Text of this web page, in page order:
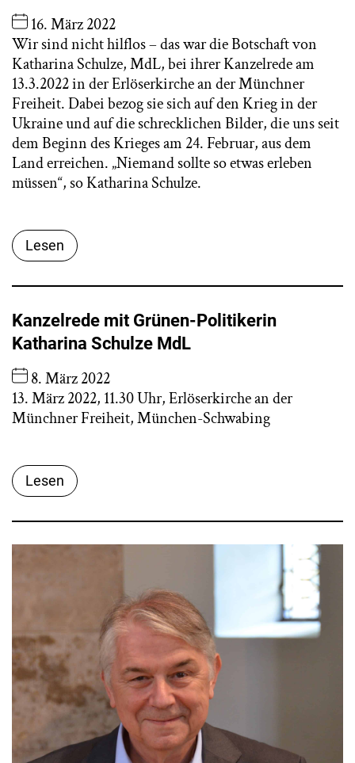
16. März 2022
Wir sind nicht hilflos – das war die Botschaft von
Katharina Schulze, MdL, bei ihrer Kanzelrede am
13.3.2022 in der Erlöserkirche an der Münchner
Freiheit. Dabei bezog sie sich auf den Krieg in der
Ukraine und auf die schrecklichen Bilder, die uns seit
dem Beginn des Krieges am 24. Februar, aus dem
Land erreichen. „Niemand sollte so etwas erleben
müssen“, so Katharina Schulze.
Lesen
Kanzelrede mit Grünen-Politikerin
Katharina Schulze MdL
8. März 2022
13. März 2022, 11.30 Uhr, Erlöserkirche an der
Münchner Freiheit, München-Schwabing
Lesen